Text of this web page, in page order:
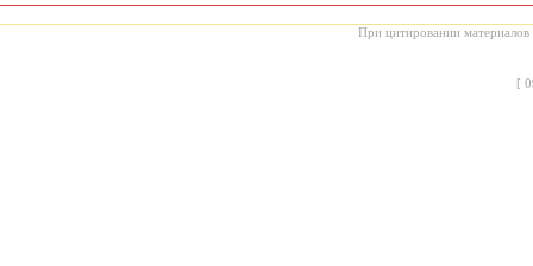
При цитировании материалов
[